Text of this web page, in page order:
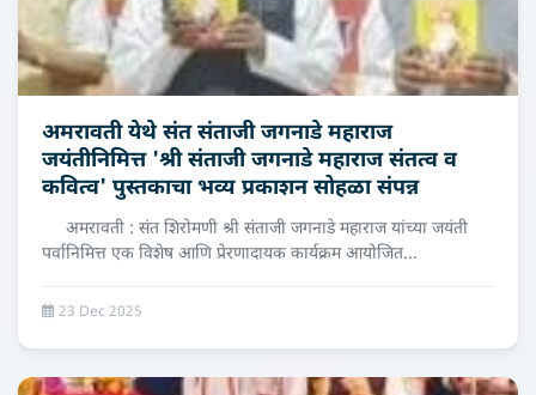
अमरावती येथे संत संताजी जगनाडे महाराज
जयंतीनिमित्त 'श्री संताजी जगनाडे महाराज संतत्व व
कवित्व' पुस्तकाचा भव्य प्रकाशन सोहळा संपन्न
अमरावती : संत शिरोमणी श्री संताजी जगनाडे महाराज यांच्या जयंती
पर्वानिमित्त एक विशेष आणि प्रेरणादायक कार्यक्रम आयोजित...
23 Dec 2025